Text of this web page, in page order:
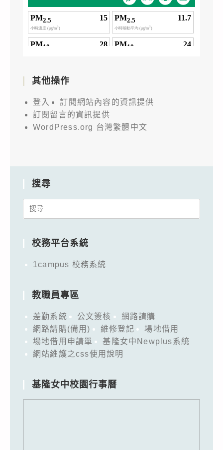
其他操作
登入
訂閱網站內容的資訊提供
訂閱留言的資訊提供
WordPress.org 台灣繁體中文
搜尋
Search
校務平台系統
1campus 校務系統
教職員專區
差勤系統 公文簽核
網路請購
網路請購(備用)
維修登記
場地借用
場地借用申請單
基隆女中Newplus系統
網站維護之css使用說明
基隆女中校園行事曆